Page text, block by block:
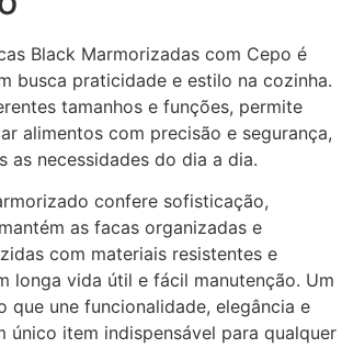
Black Marmorizadas com Cepo é
busca praticidade e estilo na cozinha.
tamanhos e funções, permite
alimentos com precisão e segurança,
as necessidades do dia a dia.
confere sofisticação,
as facas organizadas e
com materiais resistentes e
longa vida útil e fácil manutenção. Um
que une funcionalidade, elegância e
único item indispensável para qualquer